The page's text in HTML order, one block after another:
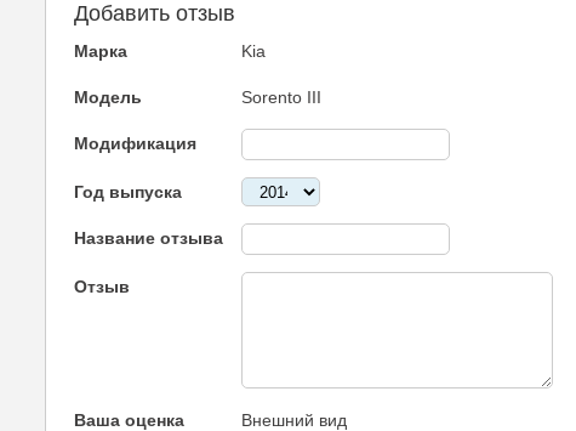
Добавить отзыв
Марка Kia
Модель Sorento III
Модификация
Год выпуска
Название отзыва
Отзыв
Ваша оценка Внешний вид